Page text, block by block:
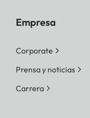
Empresa
Corporate
Prensa y noticias
Carrera